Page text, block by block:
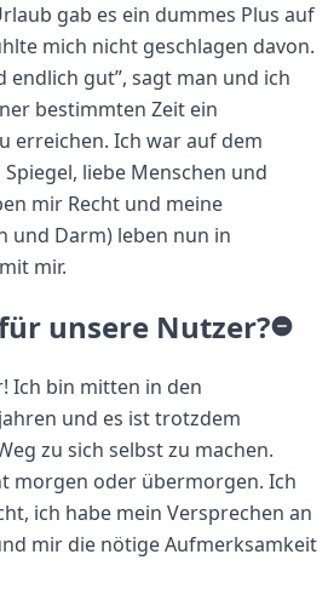
gab es ein dummes Plus auf
mich nicht geschlagen davon.
endlich gut”, sagt man und ich
bestimmten Zeit ein
erreichen. Ich war auf dem
liebe Menschen und
mir Recht und meine
und Darm) leben nun in
mir.
unsere Nutzer?
Ich bin mitten in den
und es ist trotzdem
zu sich selbst zu machen.
morgen oder übermorgen. Ich
ich habe mein Versprechen an
mir die nötige Aufmerksamkeit